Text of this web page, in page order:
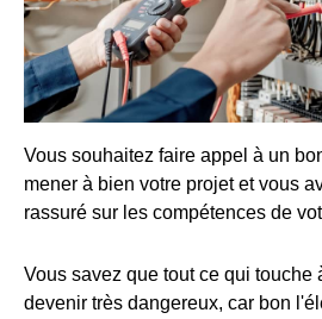
Vous souhaitez faire appel à un
mener à bien votre projet et vous
rassuré sur les compétences de
Vous savez que tout ce qui touche
devenir très dangereux, car bon